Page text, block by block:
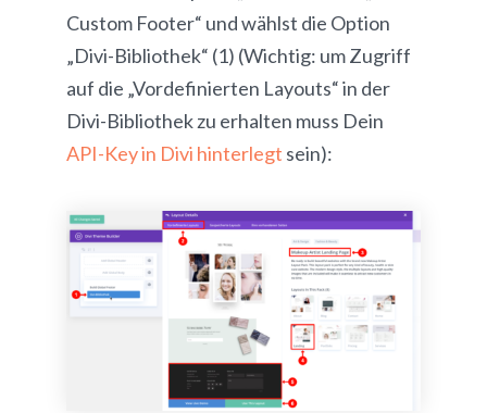
Custom Footer“ und wählst die Option
„Divi-Bibliothek“ (1) (Wichtig: um Zugriff
auf die „Vordefinierten Layouts“ in der
Divi-Bibliothek zu erhalten muss Dein
API-Key in Divi hinterlegt sein):